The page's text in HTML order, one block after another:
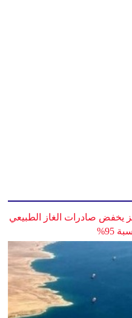
صادرات الغاز الطبيعي
95%